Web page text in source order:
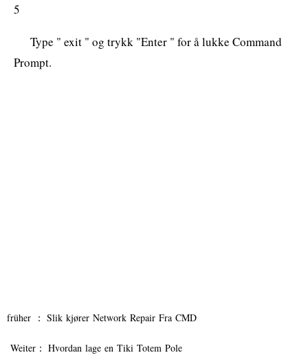
5
Type " exit " og trykk "Enter " for å lukke Command
Prompt.
früher ： Slik kjører Network Repair Fra CMD
Weiter： Hvordan lage en Tiki Totem Pole